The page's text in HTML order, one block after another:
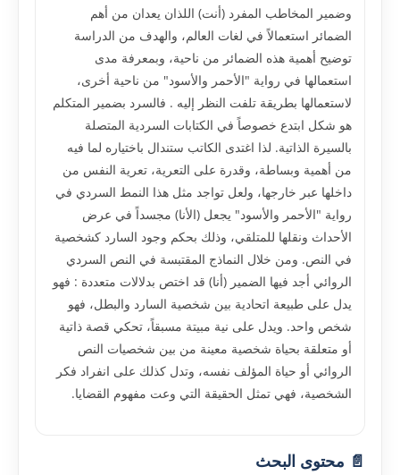
وضمير المخاطب المفرد (أنت) اللذان يعدان من أهم
الضمائر استعمالاً في لغات العالم، والهدف من الدراسة
توضيح أهمية هذه الضمائر من ناحية، وبمعرفة مدى
استعمالها في رواية "الأحمر والأسود" من ناحية أخرى،
لاستعمالها بطريقة تلفت النظر إليه . فالسرد بضمير المتكلم
هو شكل ابتدع خصوصاً في الكتابات السردية المتصلة
بالسيرة الذاتية. لذا اغتدى الكاتب ستندال باختياره لما فيه
من أهمية وبساطة، وقدرة على التعرية، تعرية النفس من
داخلها عبر خارجها، ولعل تواجد مثل هذا النمط السردي في
رواية "الأحمر والأسود" يجعل (الأنا) مجسداً في عرض
الأحداث ونقلها للمتلقي، وذلك بحكم وجود السارد كشخصية
في النص. ومن خلال النماذج المقتبسة في النص السردي
الروائي أجد فيها الضمير (أنا) قد اختص بدلالات متعددة : فهو
يدل على طبيعة اتحادية بين شخصية السارد والبطل، فهو
شخص واحد. ويدل على نية مبيتة مسبقاً، تحكي قصة ذاتية
أو متعلقة بحياة شخصية معينة من بين شخصيات النص
الروائي أو حياة المؤلف نفسه، وتدل كذلك على انفراد فكر
الشخصية، فهي تمثل الحقيقة التي وعت مفهوم القضايا.
📄 محتوى البحث